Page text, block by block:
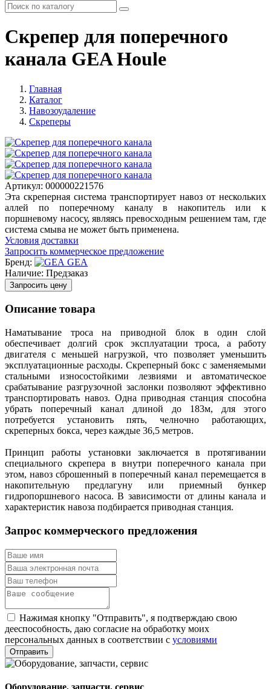
Скрепер для поперечного
канала GEA Houle
Главная
Каталог
Навозоудаление
Скреперы
Артикул: 000000221576
Эта скреперная система транспортирует навоз от нескольких
аллей по поперечному каналу в накопитель или к
поршневому насосу, являясь превосходным решением там, где
система смыва не может быть применена.
Условия доставки
Запросить коммерческое предложение
Бренд:
GEA
Наличие: Предзаказ
Запросить цену
Описание товара
Наматывание троса на приводной блок в один слой
обеспечивает долгий срок эксплуатации троса, а работу
двигателя с меньшей нагрузкой, что позволяет уменьшить
эксплуатационные расходы. Скреперный бокс с заменяемыми
стальными износостойкими лезвиями и автоматическое
срабатывание разгрузочной заслонки позволяют эффективно
транспортировать навоз. Одна приводная станция способна
убрать поперечный канал длиной до 183м, для этого
потребуется установить пять, челночно работающих,
скреперных бокса, через каждые 36,5 метров.
Принцип работы установки заключается в протягивании
специального скрепера в внутри поперечного канала при
этом, навоз сброшенный в поперечный канал перемещается в
накопительную предлагуну или приемный бункер
гидропоршневого насоса. В зависимости от длины канала и
характеристик навоза подбирается приводная станция.
Запрос коммерческого предложения
Нажимая кнопку "Отправить", я подтверждаю свою
дееспособность, даю согласие на обработку моих
персональных данных в соответствии с условиями
Оборудование, запчасти, сервис